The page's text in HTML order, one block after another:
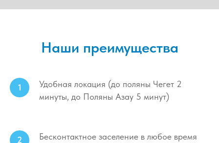
Наши преимущества
Удобная локация (до поляны Чегет 2
минуты, до Поляны Азау 5 минут)
Бесконтактное заселение в любое время